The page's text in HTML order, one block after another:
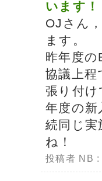
います！
OJさん
ます。
昨年度
協議上程
張り付
年度の新
続同じ
ね！
投稿者 NB